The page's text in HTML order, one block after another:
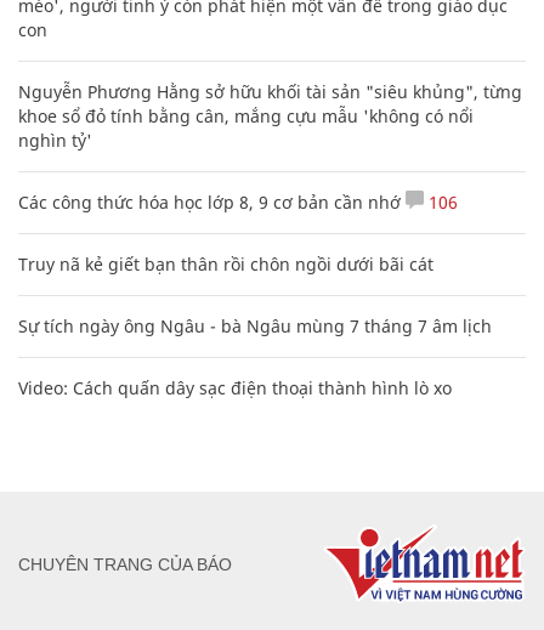
mèo', người tinh ý còn phát hiện một vấn đề trong giáo dục
con
Nguyễn Phương Hằng sở hữu khối tài sản "siêu khủng", từng
khoe sổ đỏ tính bằng cân, mắng cựu mẫu 'không có nổi
nghìn tỷ'
Các công thức hóa học lớp 8, 9 cơ bản cần nhớ 106
Truy nã kẻ giết bạn thân rồi chôn ngồi dưới bãi cát
Sự tích ngày ông Ngâu - bà Ngâu mùng 7 tháng 7 âm lịch
Video: Cách quấn dây sạc điện thoại thành hình lò xo
CHUYÊN TRANG CỦA BÁO